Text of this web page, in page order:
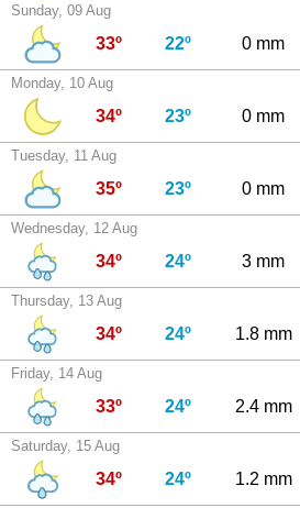
Sunday, 09 Aug
33º 22º 0 mm
Monday, 10 Aug
34º 23º 0 mm
Tuesday, 11 Aug
35º 23º 0 mm
Wednesday, 12 Aug
34º 24º 3 mm
Thursday, 13 Aug
34º 24º 1.8 mm
Friday, 14 Aug
33º 24º 2.4 mm
Saturday, 15 Aug
34º 24º 1.2 mm